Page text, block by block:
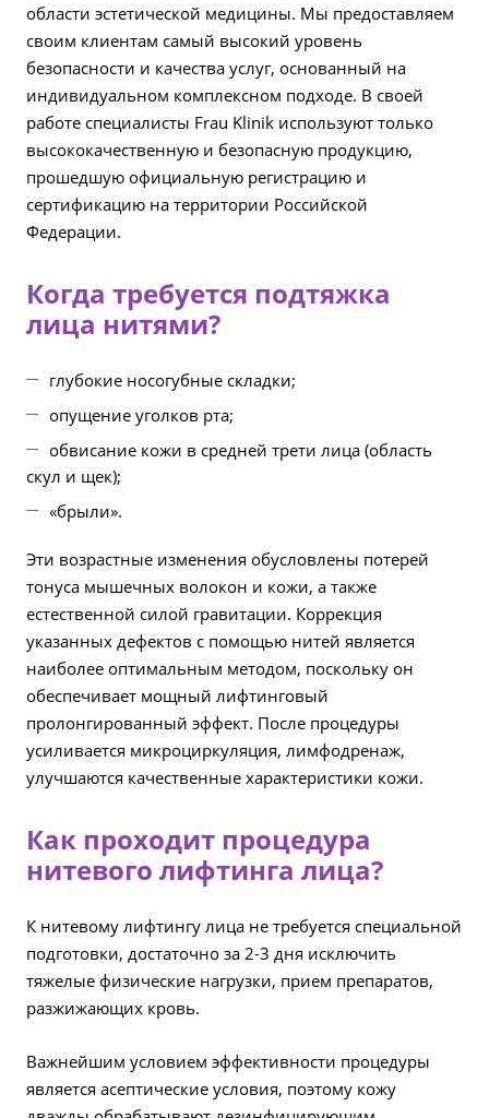
области эстетической медицины. Мы предоставляем
своим клиентам самый высокий уровень
безопасности и качества услуг, основанный на
индивидуальном комплексном подходе. В своей
работе специалисты Frau Klinik используют только
высококачественную и безопасную продукцию,
прошедшую официальную регистрацию и
сертификацию на территории Российской
Федерации.
Когда требуется подтяжка
лица нитями?
глубокие носогубные складки;
опущение уголков рта;
обвисание кожи в средней трети лица (область
скул и щек);
«брыли».
Эти возрастные изменения обусловлены потерей
тонуса мышечных волокон и кожи, а также
естественной силой гравитации. Коррекция
указанных дефектов с помощью нитей является
наиболее оптимальным методом, поскольку он
обеспечивает мощный лифтинговый
пролонгированный эффект. После процедуры
усиливается микроциркуляция, лимфодренаж,
улучшаются качественные характеристики кожи.
Как проходит процедура
нитевого лифтинга лица?
К нитевому лифтингу лица не требуется специальной
подготовки, достаточно за 2-3 дня исключить
тяжелые физические нагрузки, прием препаратов,
разжижающих кровь.
Важнейшим условием эффективности процедуры
является асептические условия, поэтому кожу